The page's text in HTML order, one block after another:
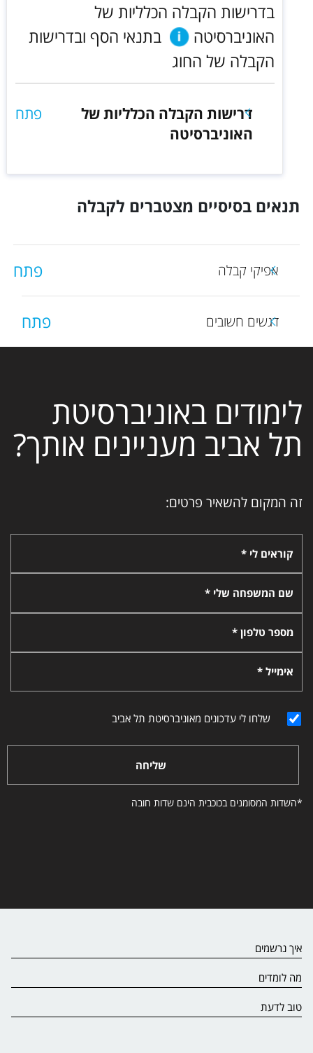
בדרישות הקבלה הכלליות של
האוניברסיטה
בתנאי הסף ובדרישות
הקבלה של החוג
דרישות הקבלה הכלליות של
האוניברסיטה
פתח
תנאים בסיסיים מצטברים לקבלה
אפיקי קבלה פתח
דגשים חשובים פתח
לימודים באוניברסיטת
תל אביב מעניינים אותך?
זה המקום להשאיר פרטים:
קוראים לי *
שם המשפחה שלי *
מספר טלפון *
אימייל *
שלחו לי עדכונים מאוניברסיטת תל אביב
שליחה
*השדות המסומנים בכוכבית הינם שדות חובה
איך נרשמים
מה לומדים
טוב לדעת